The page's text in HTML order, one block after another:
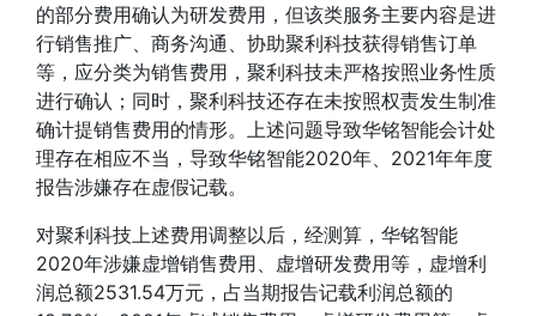
的部分费用确认为研发费用，但该类服务主要内容是进
行销售推广、商务沟通、协助聚利科技获得销售订单
等，应分类为销售费用，聚利科技未严格按照业务性质
进行确认；同时，聚利科技还存在未按照权责发生制准
确计提销售费用的情形。上述问题导致华铭智能会计处
理存在相应不当，导致华铭智能2020年、2021年年度
报告涉嫌存在虚假记载。
对聚利科技上述费用调整以后，经测算，华铭智能
2020年涉嫌虚增销售费用、虚增研发费用等，虚增利
润总额2531.54万元，占当期报告记载利润总额的